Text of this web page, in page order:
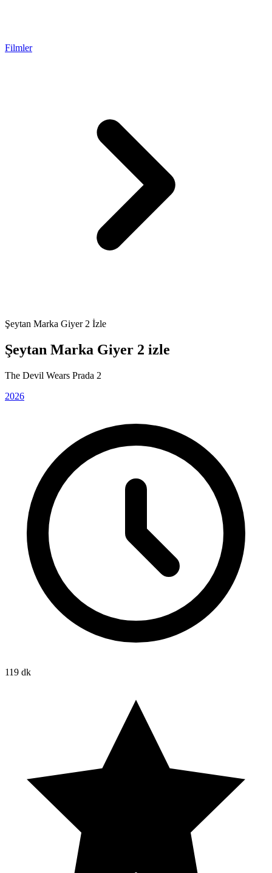
Filmler
Şeytan Marka Giyer 2 İzle
Şeytan Marka Giyer 2 izle
The Devil Wears Prada 2
2026
119 dk